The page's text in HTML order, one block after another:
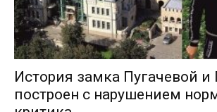
История замка Пугачевой и
построен с нарушением